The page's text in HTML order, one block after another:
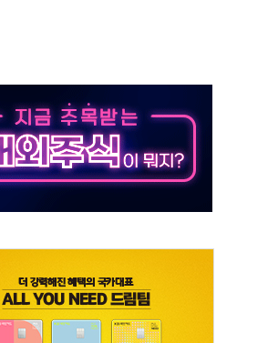
국정 개선 집행"
키운다
분쟁 종결
심 AX 가속
맞게 정책 정비"